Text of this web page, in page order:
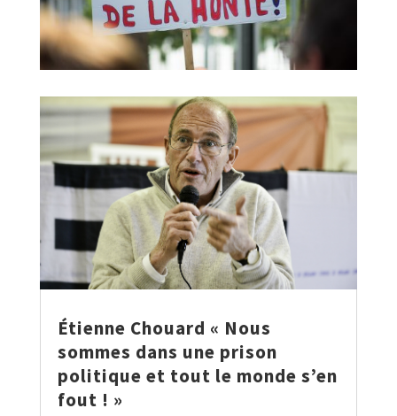
Étienne Chouard « Nous
sommes dans une prison
politique et tout le monde s’en
fout ! »